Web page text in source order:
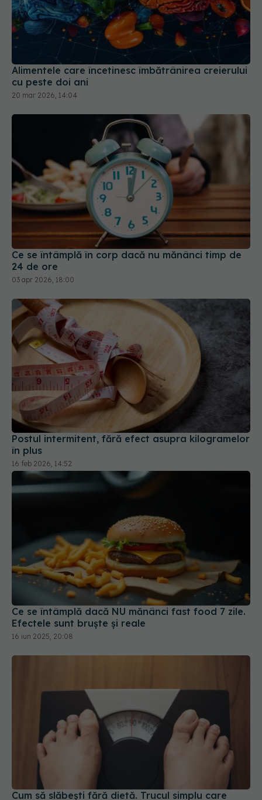
Alimentele care încetinesc îmbătrânirea creierului
cu peste doi ani
Ce se întâmplă în corp dacă nu mănânci timp de
24 de ore
03 apr 2026, 18:00
Postul intermitent, fără efect asupra kilogramelor
în plus
16 feb 2026, 14:52
Ce se întâmplă dacă NU mănânci fast food 7 zile.
Efectele sunt bruște și reale
16 iun 2025, 20:08
Cum să slăbești fără dietă. Trucul simplu care
funcționează mereu
13 mar 2025, 14:29